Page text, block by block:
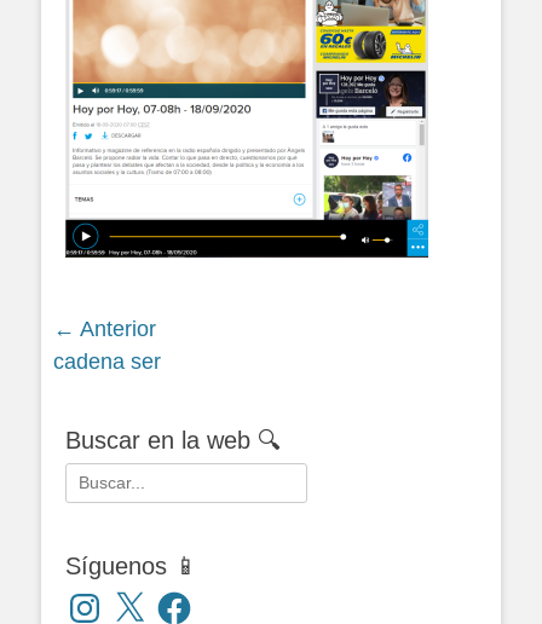
Navegación
de
← Anterior
Siguiente
cadena ser
Buscar en la web 🔍
Buscar:
Síguenos 📱
Instagram
X Facebook